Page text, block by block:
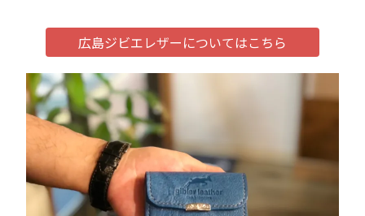
広島ジビエレザーについてはこちら